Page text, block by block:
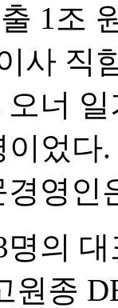
1조
사 직
너
었다
영인
의
원종